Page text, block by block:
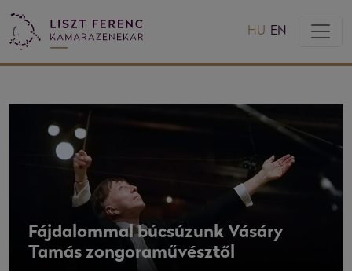
HU EN
Fájdalommal búcsúzunk Vásáry
Tamás zongoraművésztől